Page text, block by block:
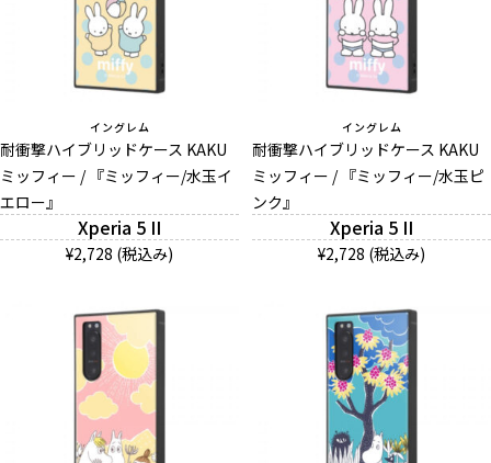
イングレム
耐衝撃ハイブリッドケース KAKU
ミッフィー / 『ミッフィー/水玉イ
エロー』
Xperia 5 II
¥2,728 (税込み)
イングレム
耐衝撃ハイブリッドケース KAKU
ミッフィー / 『ミッフィー/水玉ピ
ンク』
Xperia 5 II
¥2,728 (税込み)